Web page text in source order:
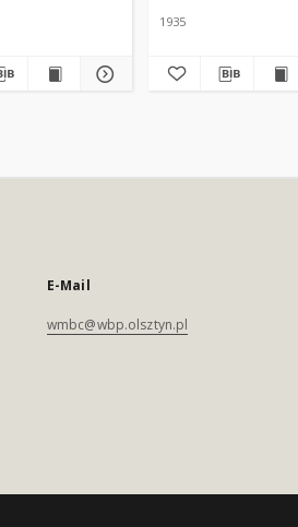
1935
E-Mail
wmbc@wbp.olsztyn.pl